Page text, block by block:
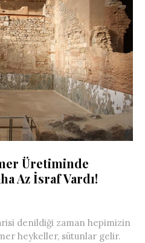
Üretiminde
Az İsraf Vardı!
denildiği zaman hepimizin
heykeller, sütunlar gelir.